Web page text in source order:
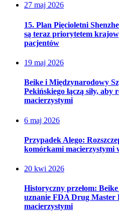
27 maj 2026
15. Plan Pięcioletni
są teraz priorytetem
pacjentów
19 maj 2026
Beike i Międzynarodowy
Pekińskiego łączą siły,
macierzystymi
6 maj 2026
Przypadek Alego:
komórkami macierzystymi
20 kwi 2026
Historyczny przełom:
uznanie FDA Drug
macierzystymi